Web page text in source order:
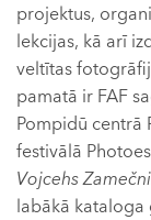
projektus,
lekcijas, kā arī
veltītas
pamatā ir FAF
Pompidū centrā
festivālā
Vojcehs
labākā kataloga